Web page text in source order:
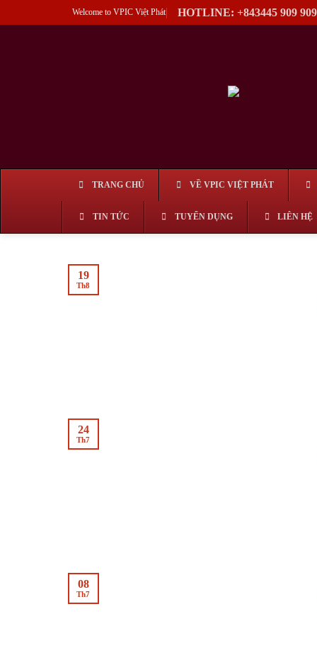
to
Welcome to VPIC Việt Phát HOTLINE: +843445 909 909
TRANG CHỦ VỀ VPIC VIỆT PHÁT
TIN TỨC TUYỂN DỤNG LIÊN HỆ
19
Th8
24
Th7
08
Th7